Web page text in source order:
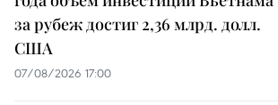
за рубеж достиг 2,36 млрд. долл.
США
07/08/2026 17:00